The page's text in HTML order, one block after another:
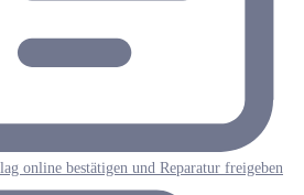
online bestätigen und Reparatur freigeben